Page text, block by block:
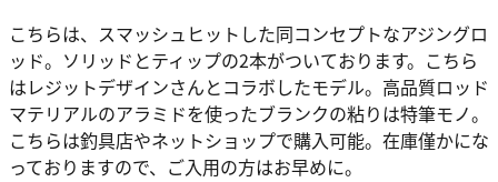
こちらは、スマッシュヒットした同コンセプトなアジングロ
ッド。ソリッドとティップの2本がついております。こちら
はレジットデザインさんとコラボしたモデル。高品質ロッド
マテリアルのアラミドを使ったブランクの粘りは特筆モノ。
こちらは釣具店やネットショップで購入可能。在庫僅かにな
っておりますので、ご入用の方はお早めに。